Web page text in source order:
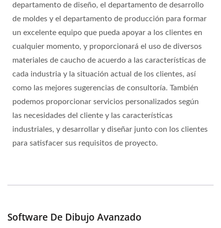
departamento de diseño, el departamento de desarrollo
de moldes y el departamento de producción para formar
un excelente equipo que pueda apoyar a los clientes en
cualquier momento, y proporcionará el uso de diversos
materiales de caucho de acuerdo a las características de
cada industria y la situación actual de los clientes, así
como las mejores sugerencias de consultoría. También
podemos proporcionar servicios personalizados según
las necesidades del cliente y las características
industriales, y desarrollar y diseñar junto con los clientes
para satisfacer sus requisitos de proyecto.
Software De Dibujo Avanzado